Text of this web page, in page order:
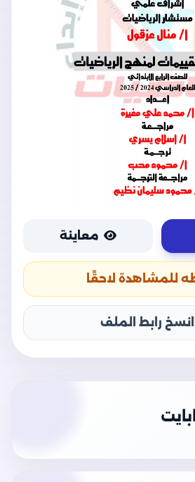
معاينة
للمشاهدة لاحقًا
انسخ رابط الملف